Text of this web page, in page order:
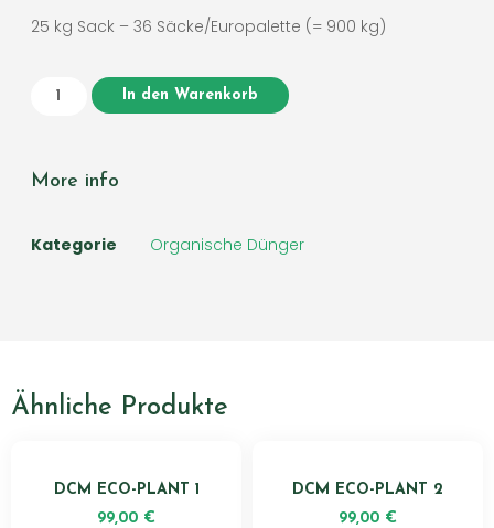
25 kg Sack – 36 Säcke/Europalette (= 900 kg)
In den Warenkorb
More info
Kategorie Organische Dünger
Ähnliche Produkte
DCM ECO-PLANT 1
99,00 €
DCM ECO-PLANT 2
99,00 €